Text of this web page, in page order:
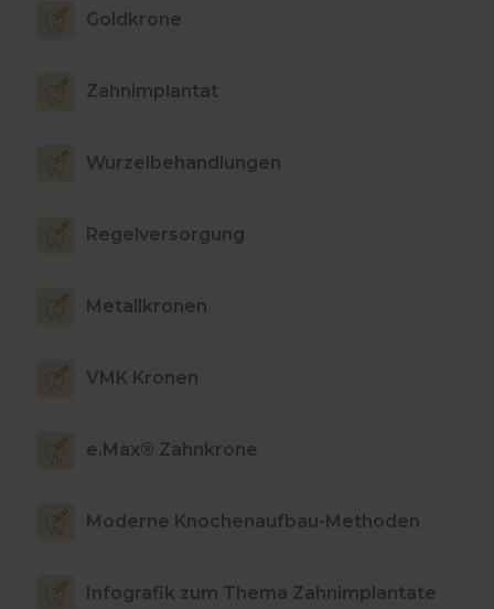
Goldkrone
Zahnimplantat
Wurzelbehandlungen
Regelversorgung
Metallkronen
VMK Kronen
e.Max® Zahnkrone
Moderne Knochenaufbau-Methoden
Infografik zum Thema Zahnimplantate